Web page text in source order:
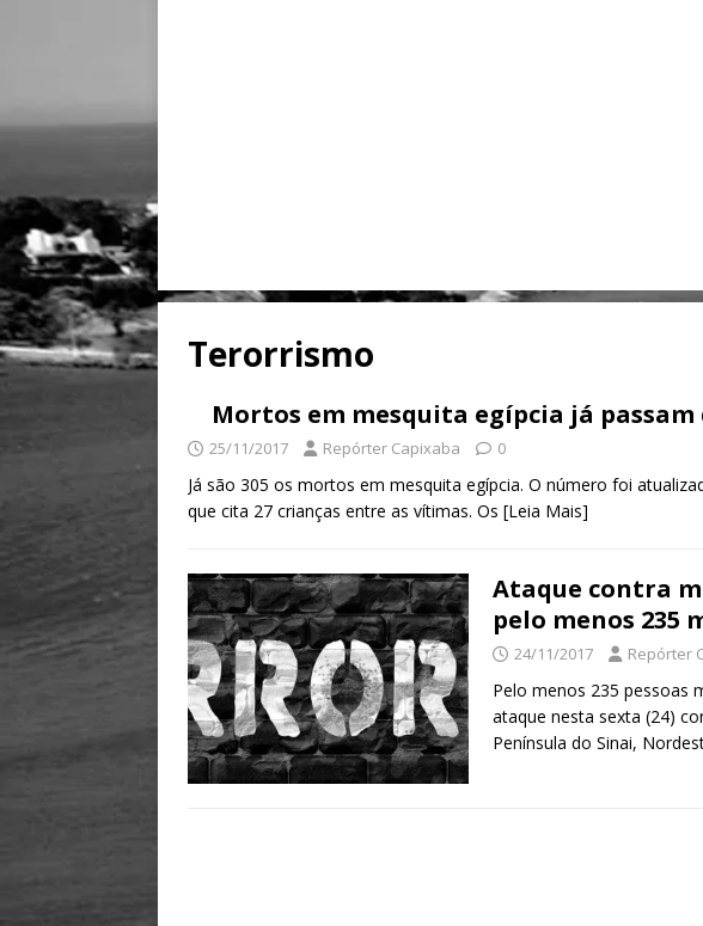
Terorrismo
Mortos em mesquita egípcia já passam
25/11/2017 Repórter Capixaba 0
Já são 305 os mortos em mesquita egípcia. O número foi
que cita 27 crianças entre as vítimas. Os [Leia Mais]
Ataque contra
pelo menos 235
24/11/2017 Repórter
Pelo menos 235 pessoas
ataque nesta sexta (24)
Península do Sinai,